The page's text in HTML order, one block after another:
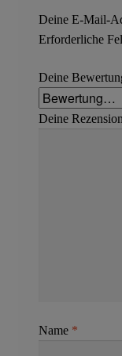
Deine E-Mail-
Erforderliche
Deine
Deine Rezension
Name *